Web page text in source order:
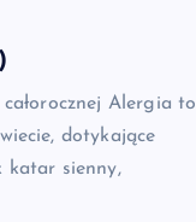
Alergia to
dotykające
katar sienny,